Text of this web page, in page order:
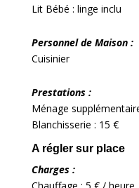
Lit Bébé : linge inclu
Personnel de Maison :
Cuisinier
Prestations :
Ménage
Blanchisserie : 15 €
A régler sur place
Charges :